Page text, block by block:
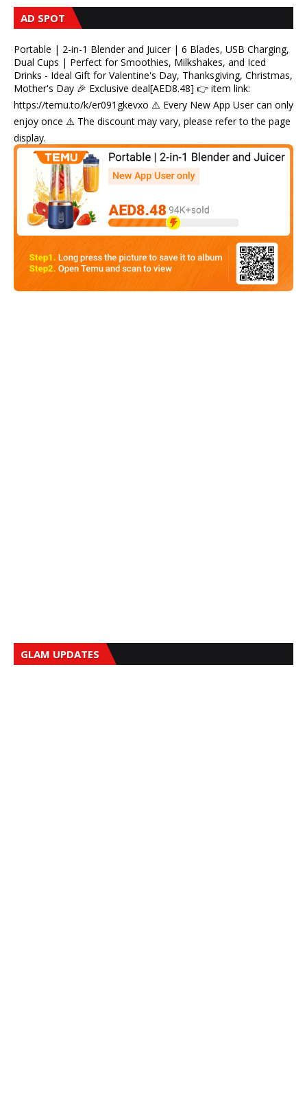
AD SPOT
Portable | 2-in-1 Blender and Juicer | 6 Blades, USB Charging,
Dual Cups | Perfect for Smoothies, Milkshakes, and Iced
Drinks - Ideal Gift for Valentine's Day, Thanksgiving, Christmas,
Mother's Day 🎉 Exclusive deal[AED8.48] 👉 item link:
https://temu.to/k/er091gkevxo ⚠️ Every New App User can only
enjoy once ⚠️ The discount may vary, please refer to the page
display.
GLAM UPDATES